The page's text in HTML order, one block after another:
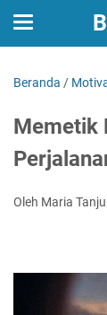
Beranda /
Memetik
Oleh Maria